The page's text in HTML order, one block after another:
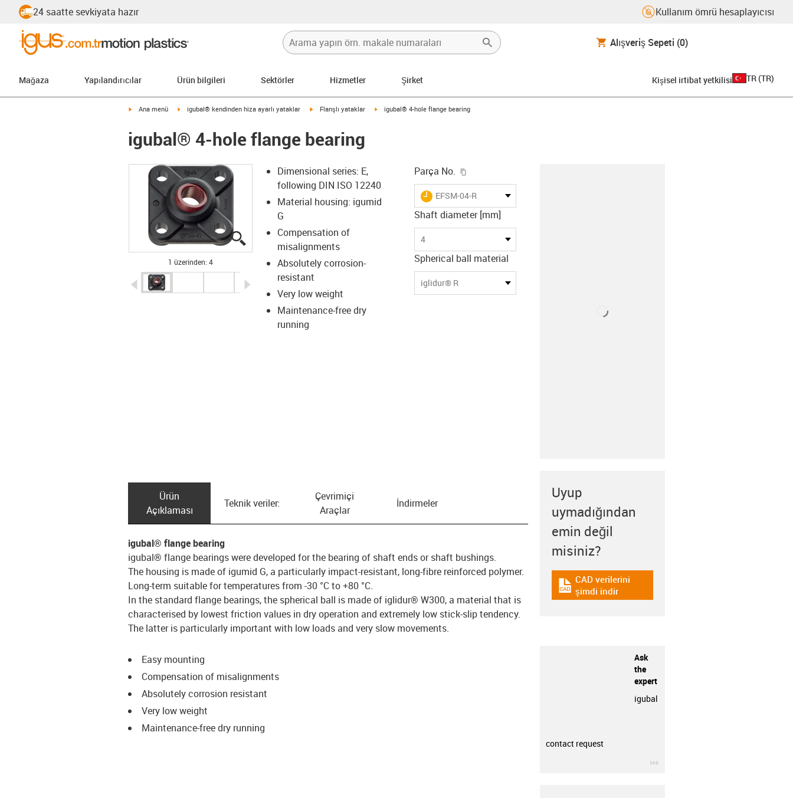
24 saatte sevkiyata hazır Kullanım ömrü hesaplayıcısı
Alışveriş Sepeti (0)
Mağaza Yapılandırıcılar Ürün bilgileri Sektörler Hizmetler Şirket Kişisel irtibat yetkilisi TR (TR)
igus-icon-arrow-right
Ana menü igus-icon-arrow-right
igubal® kendinden hiza ayarlı yataklar igus-icon-arrow-right
Flanşlı yataklar igus-icon-arrow-right
igubal® 4-hole flange bearing
igubal® 4-hole flange bearing
igus-icon-lupe
igus-icon-lupe
igus-icon-lupe
igus-icon-lupe
1 üzerinden: 4
igus-icon-arrow-left igus-icon-arrow-right
Dimensional series: E,
following DIN ISO 12240
Material housing: igumid
G
Compensation of
misalignments
Absolutely corrosion-
resistant
Very low weight
Maintenance-free dry
running
Parça No.
igus-icon-lieferzeit
EFSM-04-R
Shaft diameter [mm]
4
Spherical ball material
iglidur® R
Ürün
Açıklaması
Teknik veriler:
Çevrimiçi
Araçlar
İndirmeler
igubal® flange bearing
igubal® flange bearings were developed for the bearing of shaft ends or shaft bushings.
The housing is made of igumid G, a particularly impact-resistant, long-fibre reinforced polymer.
Long-term suitable for temperatures from -30 °C to +80 °C.
In the standard flange bearings, the spherical ball is made of iglidur® W300, a material that is
characterised by lowest friction values in dry operation and extremely low stick-slip tendency.
The latter is particularly important with low loads and very slow movements.
Easy mounting
Compensation of misalignments
Absolutely corrosion resistant
Very low weight
Maintenance-free dry running
Uyup
uymadığından
emin değil
misiniz?
igus-icon-cad-dateien
CAD verilerini
şimdi indir
Ask
the
expert
igubal
contact request